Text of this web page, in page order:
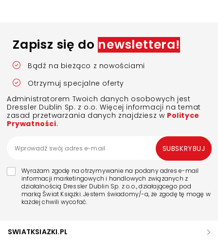
Zapisz się do newslettera!
Bądź na bieżąco z nowościami
Otrzymuj specjalne oferty
Administratorem Twoich danych osobowych jest
Dressler Dublin Sp. z o.o. Więcej informacji na temat
zasad przetwarzania danych znajdziesz w Polityce
Prywatności.
Wyrażam zgodę na otrzymywanie na podany adres e-mail
informacji marketingowych i handlowych związanych z
działalnością Dressler Dublin Sp. z o.o., działającego pod
marką Świat Książki. Jestem świadomy/-a, że zgodę tę mogę w
każdej chwili wycofać.
SUBSKRYBUJ
SWIATKSIAZKI.PL